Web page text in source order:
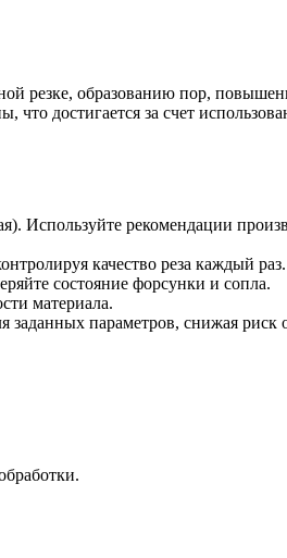
резке, образованию пор,
достигается за счет
Используйте рекомендации
качество реза каждый раз.
состояние форсунки и сопла.
материала.
заданных параметров, снижая риск